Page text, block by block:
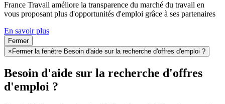
France Travail améliore la transparence du marché du travail en
vous proposant plus d'opportunités d'emploi grâce à ses partenaires
En savoir plus
Fermer
× Fermer la fenêtre Besoin d'aide sur la recherche d'offres d'emploi ?
Besoin d'aide sur la recherche d'offres
d'emploi ?